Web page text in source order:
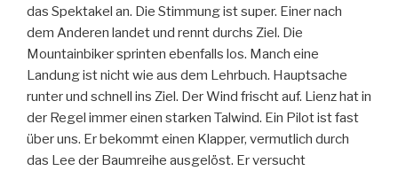
das Spektakel an. Die Stimmung ist super. Einer nach
dem Anderen landet und rennt durchs Ziel. Die
Mountainbiker sprinten ebenfalls los. Manch eine
Landung ist nicht wie aus dem Lehrbuch. Hauptsache
runter und schnell ins Ziel. Der Wind frischt auf. Lienz hat in
der Regel immer einen starken Talwind. Ein Pilot ist fast
über uns. Er bekommt einen Klapper, vermutlich durch
das Lee der Baumreihe ausgelöst. Er versucht